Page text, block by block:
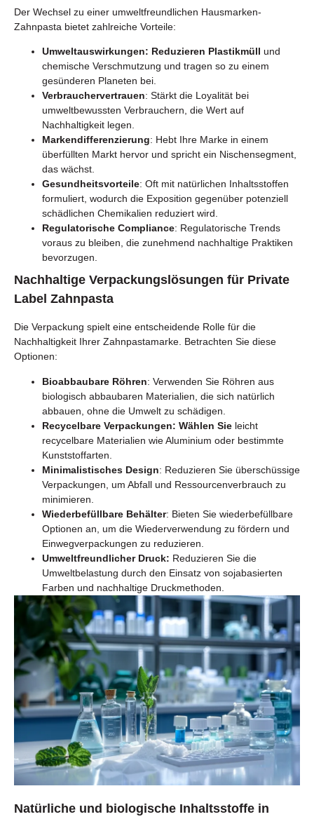
Der Wechsel zu einer umweltfreundlichen Hausmarken-
Zahnpasta bietet zahlreiche Vorteile:
Umweltauswirkungen: Reduzieren Plastikmüll und
chemische Verschmutzung und tragen so zu einem
gesünderen Planeten bei.
Verbrauchervertrauen: Stärkt die Loyalität bei
umweltbewussten Verbrauchern, die Wert auf
Nachhaltigkeit legen.
Markendifferenzierung: Hebt Ihre Marke in einem
überfüllten Markt hervor und spricht ein Nischensegment,
das wächst.
Gesundheitsvorteile: Oft mit natürlichen Inhaltsstoffen
formuliert, wodurch die Exposition gegenüber potenziell
schädlichen Chemikalien reduziert wird.
Regulatorische Compliance: Regulatorische Trends
voraus zu bleiben, die zunehmend nachhaltige Praktiken
bevorzugen.
Nachhaltige Verpackungslösungen für Private
Label Zahnpasta
Die Verpackung spielt eine entscheidende Rolle für die
Nachhaltigkeit Ihrer Zahnpastamarke. Betrachten Sie diese
Optionen:
Bioabbaubare Röhren: Verwenden Sie Röhren aus
biologisch abbaubaren Materialien, die sich natürlich
abbauen, ohne die Umwelt zu schädigen.
Recycelbare Verpackungen: Wählen Sie leicht
recycelbare Materialien wie Aluminium oder bestimmte
Kunststoffarten.
Minimalistisches Design: Reduzieren Sie überschüssige
Verpackungen, um Abfall und Ressourcenverbrauch zu
minimieren.
Wiederbefüllbare Behälter: Bieten Sie wiederbefüllbare
Optionen an, um die Wiederverwendung zu fördern und
Einwegverpackungen zu reduzieren.
Umweltfreundlicher Druck: Reduzieren Sie die
Umweltbelastung durch den Einsatz von sojabasierten
Farben und nachhaltige Druckmethoden.
Natürliche und biologische Inhaltsstoffe in